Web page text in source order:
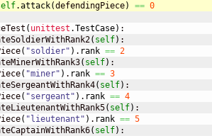
.attack(defendingPiece) == 0
( unittest .TestCase) :
( self) :
( "soldier" ) . rank == 2
( self) :
( "miner" ) . rank == 3
( self) :
( "sergeant" ) . rank == 4
( self) :
( "lieutenant" ) . rank == 5
( self) :